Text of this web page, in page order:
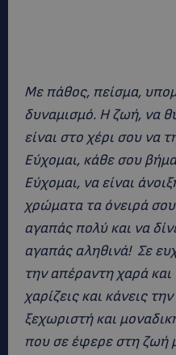
Με πάθος, πείσμα,
δυναμισμό. Η ζωή, να
είναι στο χέρι σου να
Εύχομαι, κάθε σου
Εύχομαι, να είναι
χρώματα τα όνειρά
αγαπάς πολύ και να
αγαπάς αληθινά! Σε
την απέραντη χαρά
χαρίζεις και κάνεις
ξεχωριστή και
που σε έφερε στη ζωή